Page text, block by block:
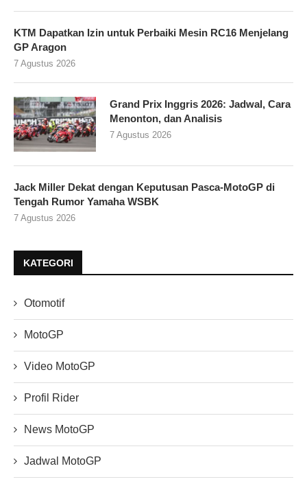
KTM Dapatkan Izin untuk Perbaiki Mesin RC16 Menjelang
GP Aragon
7 Agustus 2026
Grand Prix Inggris 2026: Jadwal, Cara
Menonton, dan Analisis
7 Agustus 2026
Jack Miller Dekat dengan Keputusan Pasca-MotoGP di
Tengah Rumor Yamaha WSBK
7 Agustus 2026
KATEGORI
Otomotif
MotoGP
Video MotoGP
Profil Rider
News MotoGP
Jadwal MotoGP